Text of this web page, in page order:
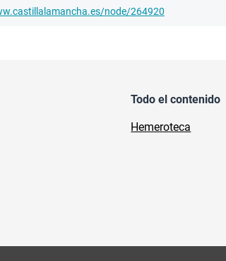
node/264920
Todo el contenido
Hemeroteca